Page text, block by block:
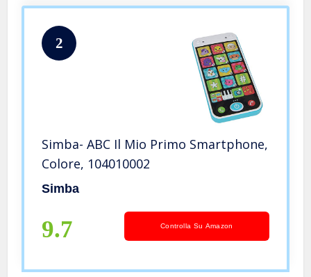
2
Simba- ABC Il Mio Primo Smartphone,
Colore, 104010002
Simba
9.7 Controlla Su Amazon